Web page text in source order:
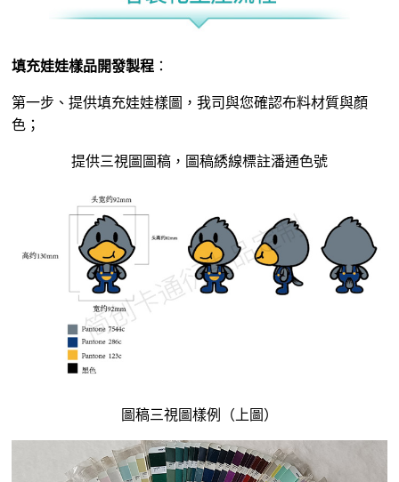
填充娃娃樣品開發製程 ：
第一步、提供填充娃娃樣圖，我司與您確認布料材質與顏
色；
提供三視圖圖稿，圖稿綉線標註潘通色號
圖稿三視圖樣例（上圖）